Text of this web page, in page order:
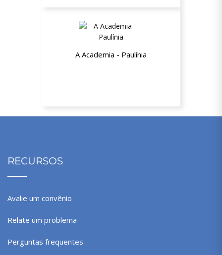
A Academia - Paulínia
RECURSOS
Avalie um convênio
Relate um problema
Perguntas frequentes